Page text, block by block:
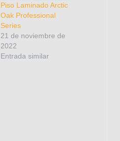
Piso Laminado Arctic
Oak Professional
Series
21 de noviembre de
2022
Entrada similar